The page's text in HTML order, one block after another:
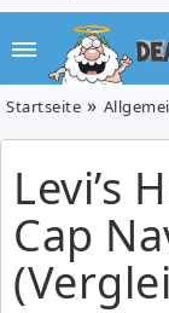
Startseite
Levi’s
Cap